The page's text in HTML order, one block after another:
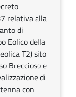
relativa alla
di
Eolico della
T2) sito
Breccioso e
di
con